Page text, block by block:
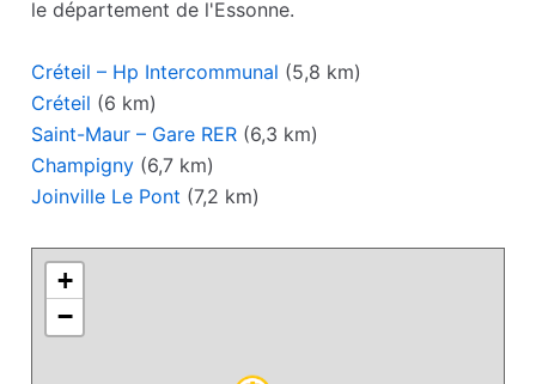
le département de l'Essonne.
Créteil – Hp Intercommunal (5,8 km)
Créteil (6 km)
Saint-Maur – Gare RER (6,3 km)
Champigny (6,7 km)
Joinville Le Pont (7,2 km)
+
−